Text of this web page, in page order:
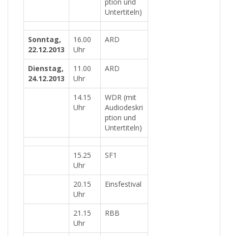
Untertiteln)
Sonntag,
22.12.2013
16.00
Uhr
ARD
Dienstag,
24.12.2013
11.00
Uhr
ARD
14.15
Uhr
WDR (mit
Audiodeskri
ption und
Untertiteln)
15.25
Uhr
SF1
20.15
Uhr
Einsfestival
21.15
Uhr
RBB